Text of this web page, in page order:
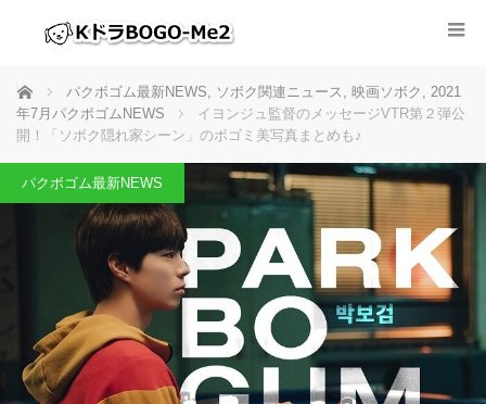
ホーム パクボゴム最新NEWS, ソボク関連ニュース , 映画ソボク , 2021
年7月パクボゴムNEWS
イヨンジュ監督のメッセージVTR第２弾公
開！「ソボク隠れ家シーン」のボゴミ美写真まとめも♪
パクボゴム最新NEWS